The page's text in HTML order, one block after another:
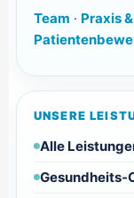
Team · Praxis
UNSERE
Alle
Gesundheits-